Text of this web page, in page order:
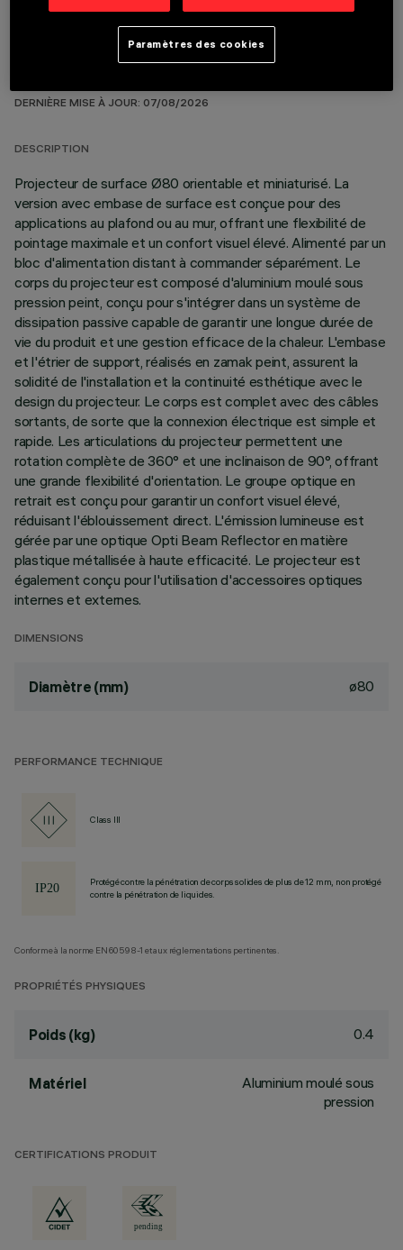
DERNIÈRE MISE À JOUR: 07/08/2026
DESCRIPTION
Projecteur de surface Ø80 orientable et miniaturisé. La
version avec embase de surface est conçue pour des
applications au plafond ou au mur, offrant une flexibilité de
pointage maximale et un confort visuel élevé. Alimenté par un
bloc d'alimentation distant à commander séparément. Le
corps du projecteur est composé d'aluminium moulé sous
pression peint, conçu pour s'intégrer dans un système de
dissipation passive capable de garantir une longue durée de
vie du produit et une gestion efficace de la chaleur. L'embase
et l'étrier de support, réalisés en zamak peint, assurent la
solidité de l'installation et la continuité esthétique avec le
design du projecteur. Le corps est complet avec des câbles
sortants, de sorte que la connexion électrique est simple et
rapide. Les articulations du projecteur permettent une
rotation complète de 360° et une inclinaison de 90°, offrant
une grande flexibilité d'orientation. Le groupe optique en
retrait est conçu pour garantir un confort visuel élevé,
réduisant l'éblouissement direct. L'émission lumineuse est
gérée par une optique Opti Beam Reflector en matière
plastique métallisée à haute efficacité. Le projecteur est
également conçu pour l'utilisation d'accessoires optiques
internes et externes.
DIMENSIONS
Diamètre (mm) ø80
PERFORMANCE TECHNIQUE
Class III
Protégé contre la pénétration de corps solides de plus de 12 mm, non protégé
contre la pénétration de liquides.
Conforme à la norme EN60598-1 et aux réglementations pertinentes.
PROPRIÉTÉS PHYSIQUES
Poids (kg) 0.4
Matériel
Aluminium moulé sous
pression
CERTIFICATIONS PRODUIT
Paramètres des cookies